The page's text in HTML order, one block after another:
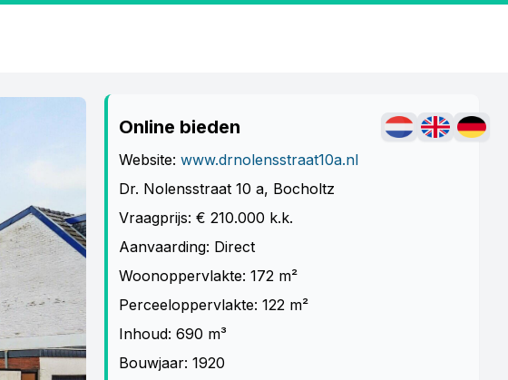
Online bieden
Website: www.drnolensstraat10a.nl
Dr. Nolensstraat 10 a, Bocholtz
Vraagprijs: € 210.000 k.k.
Aanvaarding: Direct
Woonoppervlakte: 172 m²
Perceeloppervlakte: 122 m²
Inhoud: 690 m³
Bouwjaar: 1920